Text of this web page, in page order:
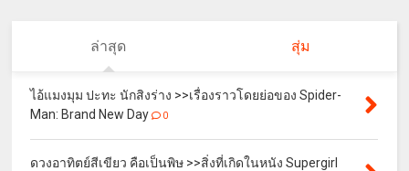
ล่าสุด สุ่ม
ไอ้แมงมุม ปะทะ นักสิงร่าง >>เรื่องราวโดยย่อของ Spider-
Man: Brand New Day
0
ดวงอาทิตย์สีเขียว คือเป็นพิษ >>สิ่งที่เกิดในหนัง Supergirl